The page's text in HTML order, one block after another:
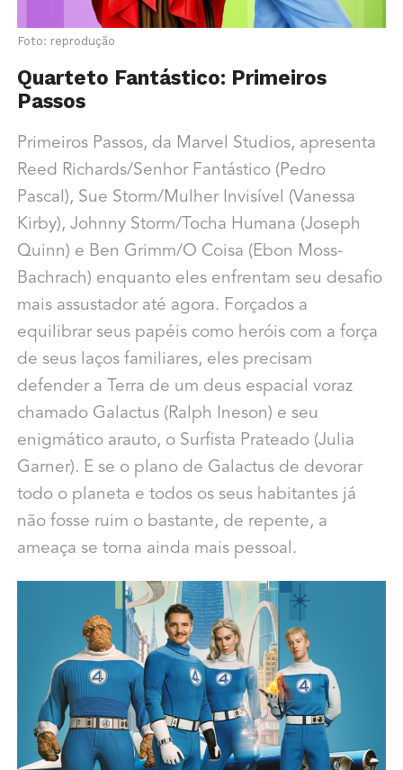
Foto: reprodução
Quarteto Fantástico: Primeiros
Passos
Primeiros Passos, da Marvel Studios, apresenta
Reed Richards/Senhor Fantástico (Pedro
Pascal), Sue Storm/Mulher Invisível (Vanessa
Kirby), Johnny Storm/Tocha Humana (Joseph
Quinn) e Ben Grimm/O Coisa (Ebon Moss-
Bachrach) enquanto eles enfrentam seu desafio
mais assustador até agora. Forçados a
equilibrar seus papéis como heróis com a força
de seus laços familiares, eles precisam
defender a Terra de um deus espacial voraz
chamado Galactus (Ralph Ineson) e seu
enigmático arauto, o Surfista Prateado (Julia
Garner). E se o plano de Galactus de devorar
todo o planeta e todos os seus habitantes já
não fosse ruim o bastante, de repente, a
ameaça se torna ainda mais pessoal.